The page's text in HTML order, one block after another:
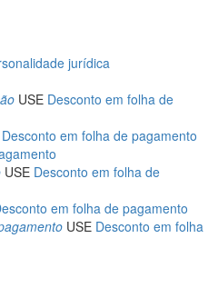
jurídica
USE Desconto em folha de
Desconto em folha de pagamento
USE Desconto em folha de
em folha de pagamento
USE Desconto em folha